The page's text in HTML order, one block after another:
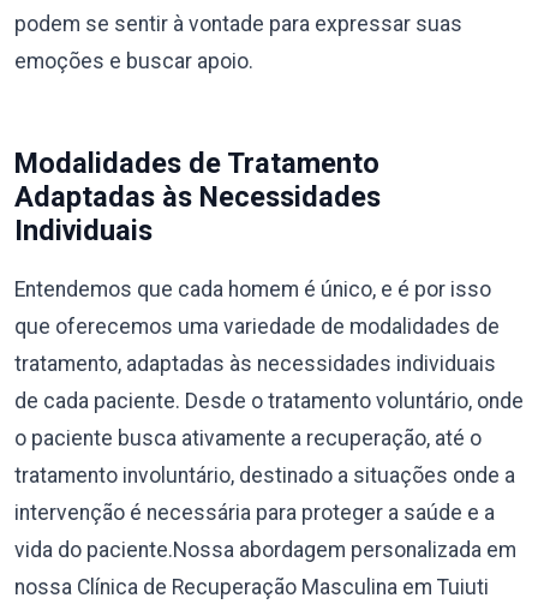
podem se sentir à vontade para expressar suas
emoções e buscar apoio.
Modalidades de Tratamento
Adaptadas às Necessidades
Individuais
Entendemos que cada homem é único, e é por isso
que oferecemos uma variedade de modalidades de
tratamento, adaptadas às necessidades individuais
de cada paciente. Desde o tratamento voluntário, onde
o paciente busca ativamente a recuperação, até o
tratamento involuntário, destinado a situações onde a
intervenção é necessária para proteger a saúde e a
vida do paciente.Nossa abordagem personalizada em
nossa Clínica de Recuperação Masculina em Tuiuti